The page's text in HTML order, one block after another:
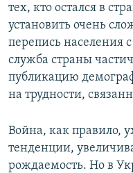
тех, кто остался в
установить очень
перепись населения
служба страны
публикацию
на трудности,
Война, как правило,
тенденции,
рождаемость. Но в